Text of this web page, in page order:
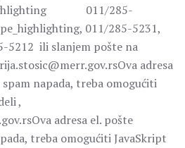
011/285-
011/285-5231,
5212 ili slanjem pošte na
adresa
napada, treba omogućiti
,
adresa el. pošte
treba omogućiti JavaSkript